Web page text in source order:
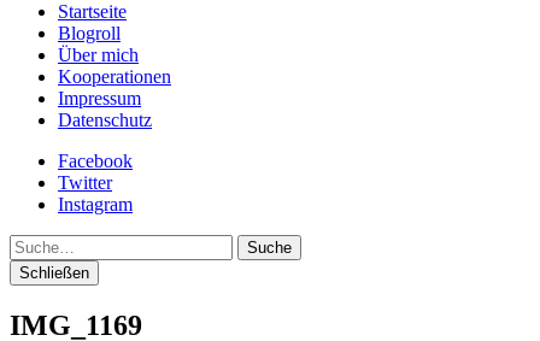
Startseite
Blogroll
Über mich
Kooperationen
Impressum
Datenschutz
Facebook
Twitter
Instagram
Suche
Schließen
IMG_1169